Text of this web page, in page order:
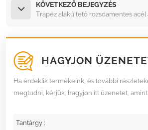
KÖVETKEZŐ BEJEGYZÉS
Trapéz alakú tető rozsdamentes
HAGYJON
Ha érdeklik termékeink, és további
megtudni, kérjük, hagyjon itt üzenetet,
Tantárgy :